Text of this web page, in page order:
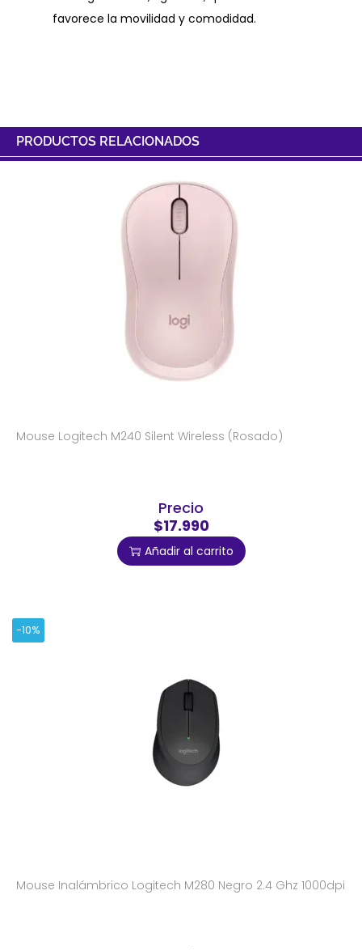
favorece la movilidad y comodidad.
PRODUCTOS RELACIONADOS
Mouse Logitech M240 Silent Wireless (Rosado)
Precio
$17.990
Añadir al carrito
-10%
Mouse Inalámbrico Logitech M280 Negro 2.4 Ghz 1000dpi